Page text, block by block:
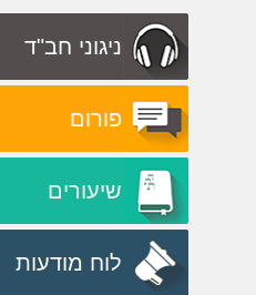
ניגוני חב"ד
פורום
שיעורים
לוח מודעות